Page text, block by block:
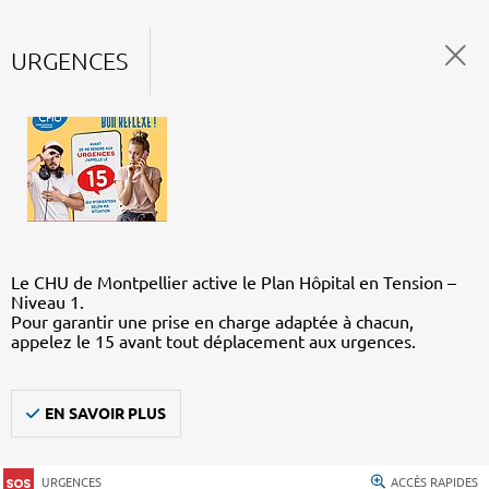
URGENCES
Le CHU de Montpellier active le Plan Hôpital en Tension –
Niveau 1.
Pour garantir une prise en charge adaptée à chacun,
appelez le 15 avant tout déplacement aux urgences.
EN SAVOIR PLUS
URGENCES ACCÈS RAPIDES